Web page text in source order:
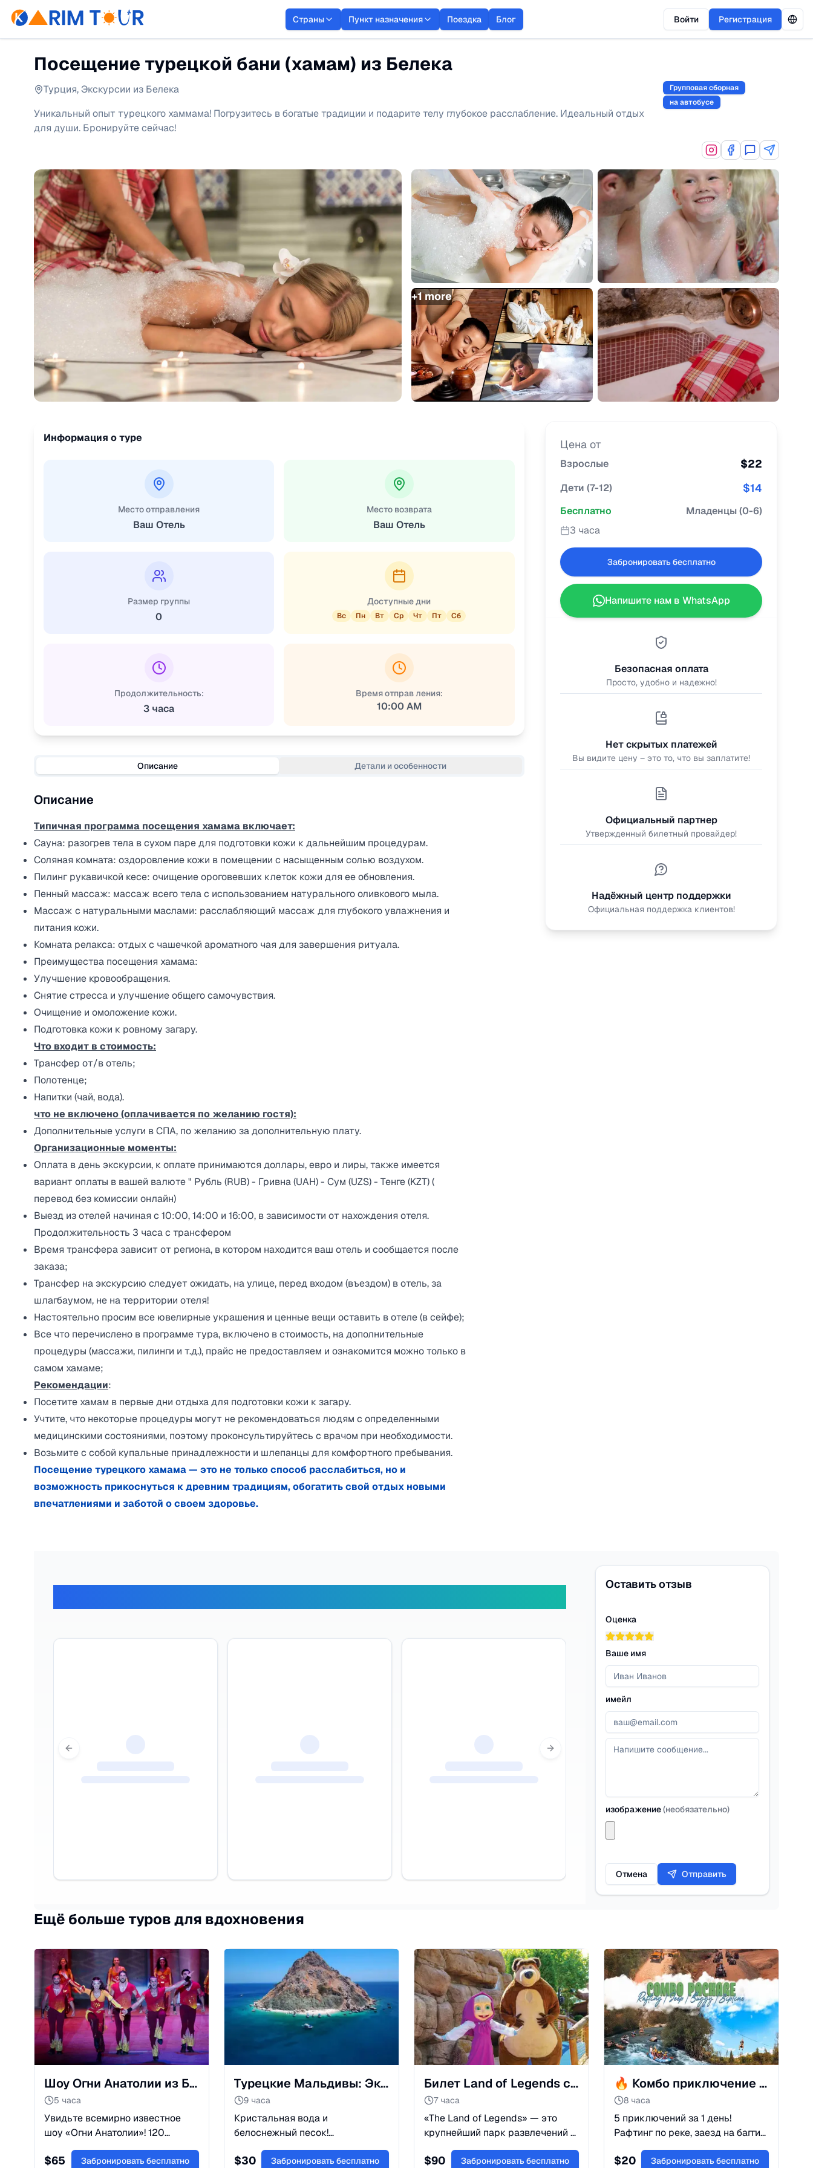
Страны Пункт назначения Поездка Блог Войти Регистрация
Посещение турецкой бани (хамам) из Белека
Турция,Экскурсии из Белека
Уникальный опыт турецкого хаммама! Погрузитесь в богатые традиции и подарите телу глубокое расслабление. Идеальный отдых
для души. Бронируйте сейчас!
Групповая сборная
на автобусе
+1more
Информация о туре
Место отправления
Ваш Отель
Место возврата
Ваш Отель
Размер группы
0
Доступные дни
Вс Пн Вт Ср Чт Пт Сб
Продолжительность:
3 часа
Время отправ ления:
10:00 AM
Описание Детали и особенности
Описание
Типичная программа посещения хамама включает:
Сауна: разогрев тела в сухом паре для подготовки кожи к дальнейшим процедурам.​
Соляная комната: оздоровление кожи в помещении с насыщенным солью воздухом.​
Пилинг рукавичкой кесе: очищение ороговевших клеток кожи для ее обновления.​
Пенный массаж: массаж всего тела с использованием натурального оливкового мыла.​
Массаж с натуральными маслами: расслабляющий массаж для глубокого увлажнения и
питания кожи.​
Комната релакса: отдых с чашечкой ароматного чая для завершения ритуала.
Преимущества посещения хамама:
Улучшение кровообращения.​
Снятие стресса и улучшение общего самочувствия.​
Очищение и омоложение кожи.​
Подготовка кожи к ровному загару.​
Что входит в стоимость:
Трансфер от/в отель;
Полотенце;
Напитки (чай, вода).
что не включено (оплачивается по желанию гостя):
Дополнительные услуги в СПА, по желанию за дополнительную плату.
Организационные моменты:
Оплата в день экскурсии, к оплате принимаются доллары, евро и лиры, также имеется
вариант оплаты в вашей валюте " Рубль (RUB) - Гривна (UAH) - Сум (UZS) - Тенге (KZT) (
перевод без комиссии онлайн)
Выезд из отелей начиная с 10:00, 14:00 и 16:00, в зависимости от нахождения отеля.
Продолжительность 3 часа с трансфером
Время трансфера зависит от региона, в котором находится ваш отель и сообщается после
заказа;
Трансфер на экскурсию следует ожидать, на улице, перед входом (въездом) в отель, за
шлагбаумом, не на территории отеля!
Настоятельно просим все ювелирные украшения и ценные вещи оставить в отеле (в сейфе);
Все что перечислено в программе тура, включено в стоимость, на дополнительные
процедуры (массажи, пилинги и т.д.), прайс не предоставляем и ознакомится можно только в
самом хамаме;
Рекомендации:
Посетите хамам в первые дни отдыха для подготовки кожи к загару.​
Учтите, что некоторые процедуры могут не рекомендоваться людям с определенными
медицинскими состояниями, поэтому проконсультируйтесь с врачом при необходимости.​
Возьмите с собой купальные принадлежности и шлепанцы для комфортного пребывания.​
Посещение турецкого хамама — это не только способ расслабиться, но и
возможность прикоснуться к древним традициям, обогатить свой отдых новыми
впечатлениями и заботой о своем здоровье.
Цена от
Взрослые $22
Дети (7-12) $14
Бесплатно Младенцы(0-6)
3 часа
Забронировать бесплатно
Напишите нам в WhatsApp
Безопасная оплата
Просто, удобно и надежно!
Нет скрытых платежей
Вы видите цену – это то, что вы заплатите!
Официальный партнер
Утвержденный билетный провайдер!
Надёжный центр поддержки
Официальная поддержка клиентов!
Previous slide Next slide
Оставить отзыв
Оценка
Ваше имя
имейл
изображение(необязательно)
Отмена Отправить
Ещё больше туров для вдохновения
Шоу Огни Анатолии из Белека
5 часа
Увидьте всемирно известное
шоу «Огни Анатолии»! 120
танцоров, яркие костюмы и
история Турции в танце в
$65 Забронировать бесплатно
Турецкие Мальдивы: Экскурсия на Сулуада из Белека
9 часа
Кристальная вода и
белоснежный песок!
Отправьтесь на остров Сулуада
— самое красивое место
$30 Забронировать бесплатно
Билет Land of Legends с трансфером, из Белека
7 часа
«The Land of Legends» — это
крупнейший парк развлечений в
Турции, в котором есть
аквапарк, аттракционы,
$90 Забронировать бесплатно
🔥 Комбо приключение за один день: рафтинг, багги и каньон из Белека
8 часа
5 приключений за 1 день!
Рафтинг по реке, заезд на багги
или квадроциклах, зиплайн,
каньонинг и обед. Самый
$20 Забронировать бесплатно